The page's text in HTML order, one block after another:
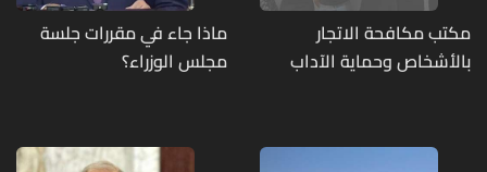
مكتب مكافحة الاتجار
بالأشخاص وحماية الآداب
متورطين
ماذا جاء في مقررات جلسة
مجلس الوزراء؟